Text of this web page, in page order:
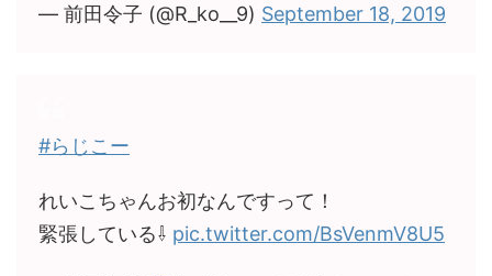
— 前田令子 (@R_ko__9) September 18, 2019
#らじこー
れいこちゃんお初なんですって！
緊張している⇩ pic.twitter.com/BsVenmV8U5